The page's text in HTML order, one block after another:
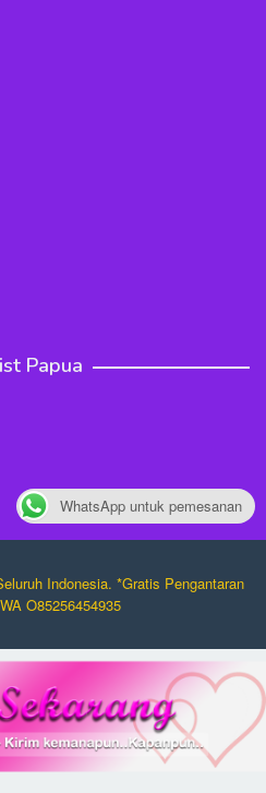
Papua
Indonesia. *Gratis Pengantaran
O85256454935
WhatsApp untuk pemesanan